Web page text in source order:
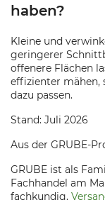
haben?
Kleine und
geringerer
offenere Flächen
effizienter mähen,
dazu passen.
Stand: Juli 2026
Aus der GRUBE-
GRUBE ist als
Fachhandel am
fachkundig.